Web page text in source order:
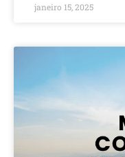
janeiro 15, 2025